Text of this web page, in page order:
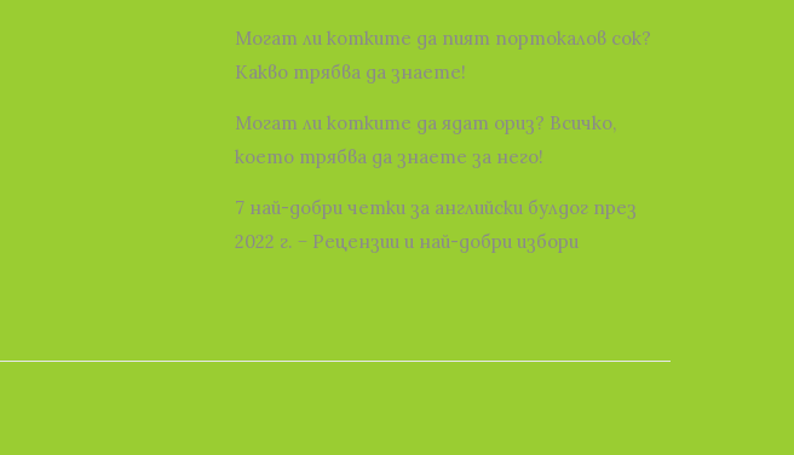
Могат ли котките да пият портокалов сок?
Какво трябва да знаете!
Могат ли котките да ядат ориз? Всичко,
което трябва да знаете за него!
7 най-добри четки за английски булдог през
2022 г. − Рецензии и най-добри избори